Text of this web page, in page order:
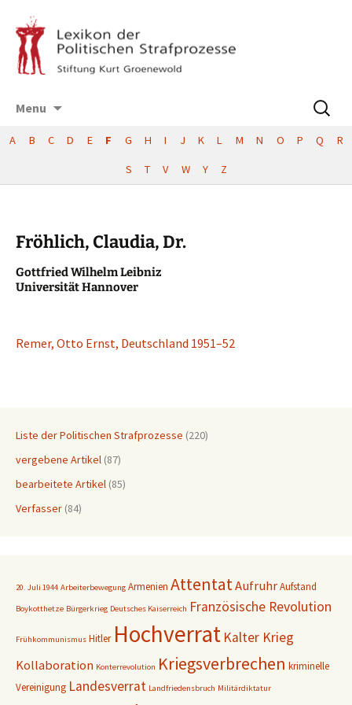
Menu
content
Suchen
nach:
A B C D E F G H I J K L M N O P Q R
S T V W Y Z
Fröhlich, Claudia, Dr.
Gottfried Wilhelm Leibniz
Univer­si­tät Hannover
Remer, Otto Ernst, Deutsch­land 1951–52
Liste der Politischen Strafprozesse (220)
vergebene Artikel (87)
bearbeitete Artikel (85)
Verfasser (84)
20. Juli 1944 Arbeiterbewegung Armenien AttentatAufruhrAufstand
Boykotthetze Bürgerkrieg Deutsches Kaiserreich Französische Revolution
Frühkommunismus Hitler Hochverrat Kalter Krieg
Kollaboration Konterrevolution Kriegsverbrechen kriminelle
Vereinigung Landesverrat Landfriedensbruch Militärdiktatur